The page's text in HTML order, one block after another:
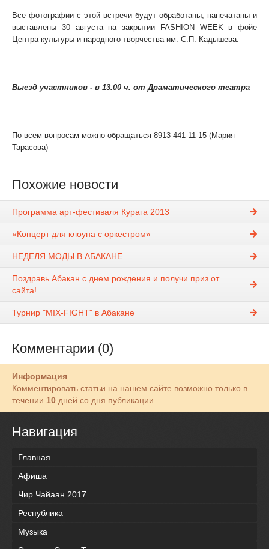
Все фотографии с этой встречи будут обработаны, напечатаны и
выставлены 30 августа на закрытии FASHION WEEK в фойе
Центра культуры и народного творчества им. С.П. Кадышева.
Выезд участников - в 13.00 ч. от Драматического театра
По всем вопросам можно обращаться 8913-441-11-15 (Мария
Тарасова)
Похожие новости
Программа арт-фестиваля Курага 2013
«Концерт для клоуна с оркестром»
НЕДЕЛЯ МОДЫ В АБАКАНЕ
Поздравь Абакан с днем рождения и получи приз от
сайта!
Турнир "MIX-FIGHT" в Абакане
Комментарии (0)
Информация
Комментировать статьи на нашем сайте возможно только в
течении 10 дней со дня публикации.
Навигация
Главная
Афиша
Чир Чайаан 2017
Республика
Музыка